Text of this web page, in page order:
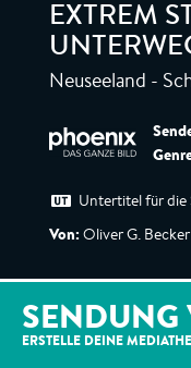
EXTREM
Neuseeland -
Untertitel für die
Von: Oliver G. Becker
SENDUNG
ERSTELLE DEINE